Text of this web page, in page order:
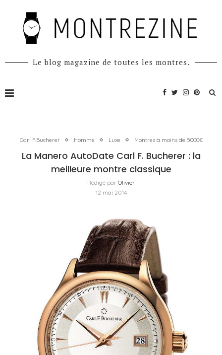
Le blog magazine de toutes les montres.
Carl F.Bucherer Homme Luxe Montres à moins de 5000€
La Manero AutoDate Carl F. Bucherer : la
meilleure montre classique
Rédigé par Olivier
12 mai 2014